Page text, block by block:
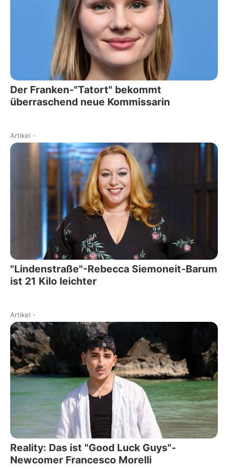
Der Franken-"Tatort" bekommt
überraschend neue Kommissarin
Artikel -
"Lindenstraße"-Rebecca Siemoneit-Barum
ist 21 Kilo leichter
Artikel -
Reality: Das ist "Good Luck Guys"-
Newcomer Francesco Morelli